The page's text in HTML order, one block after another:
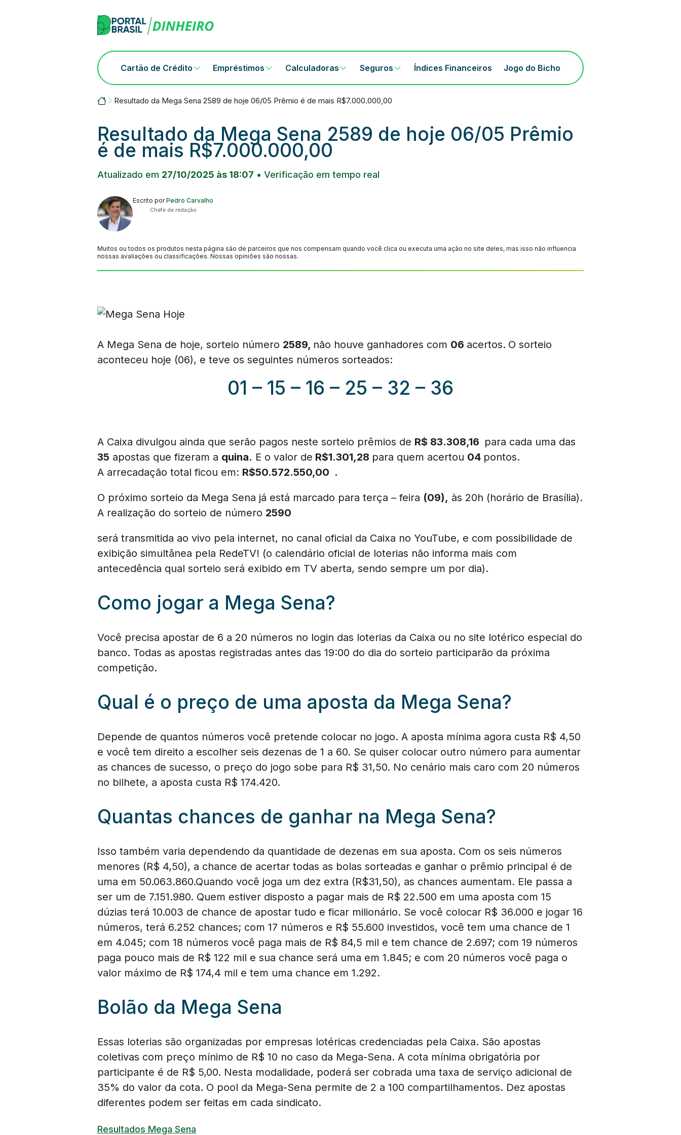
Cartão de Crédito Empréstimos Calculadoras Seguros Índices Financeiros Jogo do Bicho
Portalbrasil
Resultado da Mega Sena 2589 de hoje 06/05 Prêmio é de mais R$7.000.000,00
Resultado da Mega Sena 2589 de hoje 06/05 Prêmio
é de mais R$7.000.000,00
Atualizado em 27/10/2025 às 18:07 • Verificação em tempo real
Escrito porPedro Carvalho
Chefe de redação
Muitos ou todos os produtos nesta página são de parceiros que nos compensam quando você clica ou executa uma ação no site deles, mas isso não influencia
nossas avaliações ou classificações. Nossas opiniões são nossas.
A Mega Sena de hoje, sorteio número 2589, não houve ganhadores com 06 acertos. O sorteio
aconteceu hoje (06), e teve os seguintes números sorteados:
01 – 15 – 16 – 25 – 32 – 36
A Caixa divulgou ainda que serão pagos neste sorteio prêmios de R$ 83.308,16 para cada uma das
35 apostas que fizeram a quina. E o valor de R$1.301,28 para quem acertou 04 pontos.
A arrecadação total ficou em: R$50.572.550,00 .
O próximo sorteio da Mega Sena já está marcado para terça – feira (09), às 20h (horário de Brasília).
A realização do sorteio de número 2590
será transmitida ao vivo pela internet, no canal oficial da Caixa no YouTube, e com possibilidade de
exibição simultânea pela RedeTV! (o calendário oficial de loterias não informa mais com
antecedência qual sorteio será exibido em TV aberta, sendo sempre um por dia).
Como jogar a Mega Sena?
Você precisa apostar de 6 a 20 números no login das loterias da Caixa ou no site lotérico especial do
banco. Todas as apostas registradas antes das 19:00 do dia do sorteio participarão da próxima
competição.
Qual é o preço de uma aposta da Mega Sena?
Depende de quantos números você pretende colocar no jogo. A aposta mínima agora custa R$ 4,50
e você tem direito a escolher seis dezenas de 1 a 60. Se quiser colocar outro número para aumentar
as chances de sucesso, o preço do jogo sobe para R$ 31,50. No cenário mais caro com 20 números
no bilhete, a aposta custa R$ 174.420.
Quantas chances de ganhar na Mega Sena?
Isso também varia dependendo da quantidade de dezenas em sua aposta. Com os seis números
menores (R$ 4,50), a chance de acertar todas as bolas sorteadas e ganhar o prêmio principal é de
uma em 50.063.860.Quando você joga um dez extra (R$31,50), as chances aumentam. Ele passa a
ser um de 7.151.980. Quem estiver disposto a pagar mais de R$ 22.500 em uma aposta com 15
dúzias terá 10.003 de chance de apostar tudo e ficar milionário. Se você colocar R$ 36.000 e jogar 16
números, terá 6.252 chances; com 17 números e R$ 55.600 investidos, você tem uma chance de 1
em 4.045; com 18 números você paga mais de R$ 84,5 mil e tem chance de 2.697; com 19 números
paga pouco mais de R$ 122 mil e sua chance será uma em 1.845; e com 20 números você paga o
valor máximo de R$ 174,4 mil e tem uma chance em 1.292.
Bolão da Mega Sena
Essas loterias são organizadas por empresas lotéricas credenciadas pela Caixa. São apostas
coletivas com preço mínimo de R$ 10 no caso da Mega-Sena. A cota mínima obrigatória por
participante é de R$ 5,00. Nesta modalidade, poderá ser cobrada uma taxa de serviço adicional de
35% do valor da cota. O pool da Mega-Sena permite de 2 a 100 compartilhamentos. Dez apostas
diferentes podem ser feitas em cada sindicato.
Resultados Mega Sena